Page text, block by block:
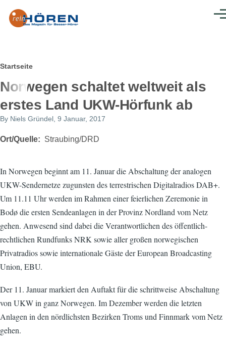
Pfadnavigation
Startseite
Norwegen schaltet weltweit als
erstes Land UKW-Hörfunk ab
By Niels Gründel , 9 Januar, 2017
Ort/Quelle Straubing/DRD
In Norwegen beginnt am 11. Januar die Abschaltung der analogen
UKW-Sendernetze zugunsten des terrestrischen Digitalradios DAB+.
Um 11.11 Uhr werden im Rahmen einer feierlichen Zeremonie in
Bodø die ersten Sendeanlagen in der Provinz Nordland vom Netz
gehen. Anwesend sind dabei die Verantwortlichen des öffentlich-
rechtlichen Rundfunks NRK sowie aller großen norwegischen
Privatradios sowie internationale Gäste der European Broadcasting
Union, EBU.
Der 11. Januar markiert den Auftakt für die schrittweise Abschaltung
von UKW in ganz Norwegen. Im Dezember werden die letzten
Anlagen in den nördlichsten Bezirken Troms und Finnmark vom Netz
gehen.